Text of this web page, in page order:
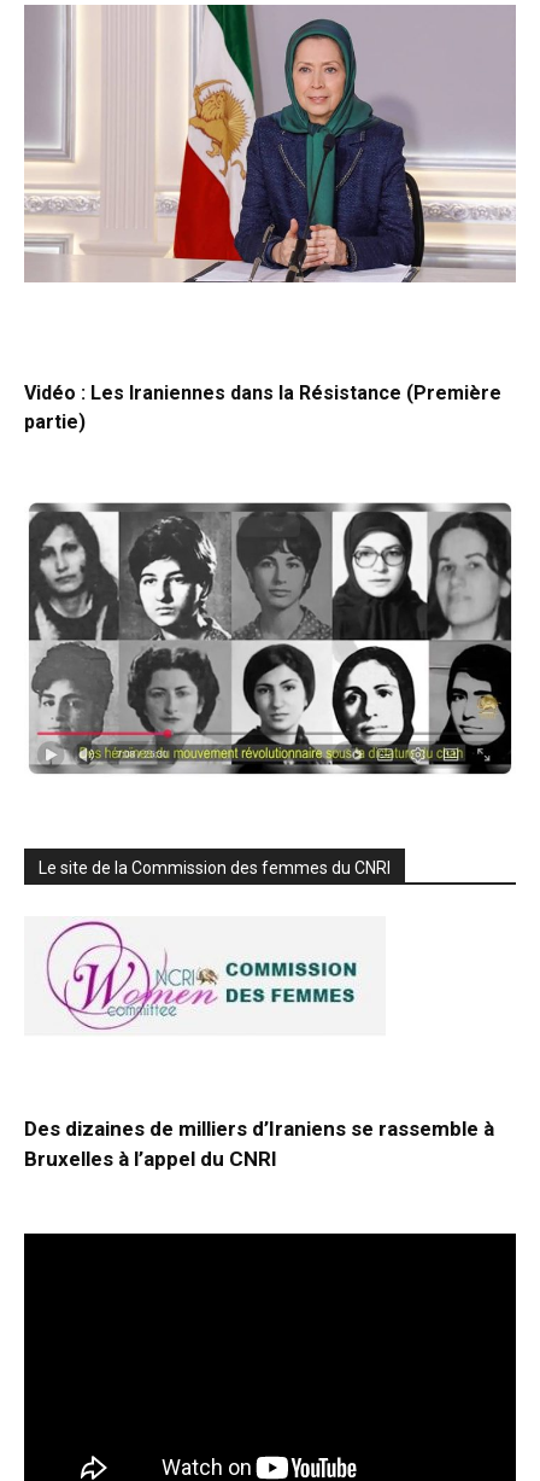
Vidéo : Les Iraniennes dans la Résistance (Première
partie)
Le site de la Commission des femmes du CNRI
Des dizaines de milliers d’Iraniens se rassemble à
Bruxelles à l’appel du CNRI